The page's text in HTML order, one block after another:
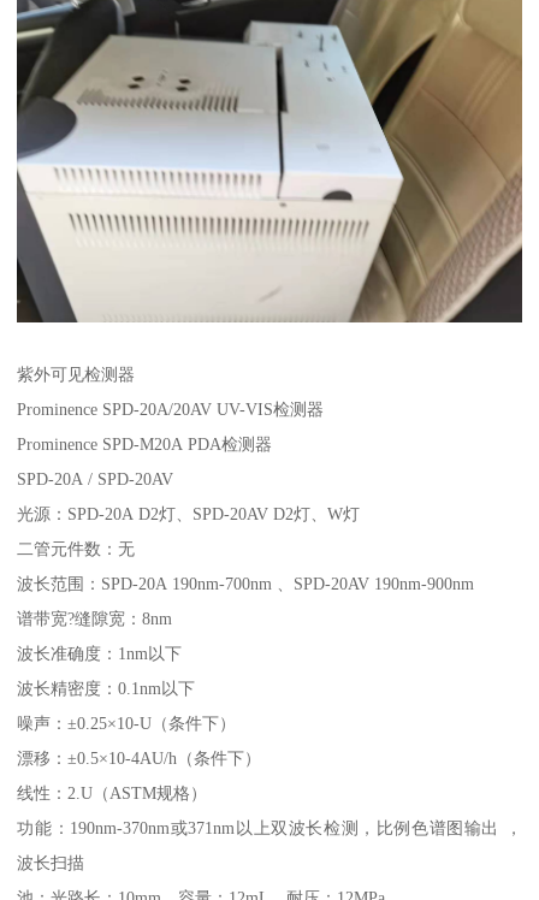
紫外可见检测器
Prominence SPD-20A/20AV UV-VIS检测器
Prominence SPD-M20A PDA检测器
SPD-20A / SPD-20AV
光源：SPD-20A D2灯、SPD-20AV D2灯、W灯
二管元件数：无
波长范围：SPD-20A 190nm-700nm 、SPD-20AV 190nm-900nm
谱带宽?缝隙宽：8nm
波长准确度：1nm以下
波长精密度：0.1nm以下
噪声：±0.25×10-U（条件下）
漂移：±0.5×10-4AU/h（条件下）
线性：2.U（ASTM规格）
功能：190nm-370nm或371nm以上双波长检测，比例色谱图输出 ，
波长扫描